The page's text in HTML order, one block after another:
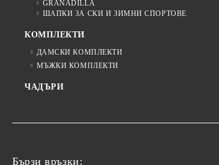
GRANADILLA
ШАПКИ ЗА СКИ И ЗИМНИ СПОРТОВЕ
КОМПЛЕКТИ
ДАМСКИ КОМПЛЕКТИ
МЪЖКИ КОМПЛЕКТИ
ЧАДЪРИ
Бързи връзки: